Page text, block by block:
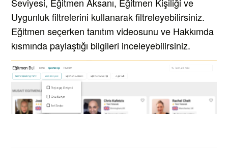
Seviyesi, Eğitmen Aksanı, Eğitmen Kişiliği ve
Uygunluk filtrelerini kullanarak filtreleyebilirsiniz.
Eğitmen seçerken tanıtım videosunu ve Hakkımda
kısmında paylaştığı bilgileri inceleyebilirsiniz.